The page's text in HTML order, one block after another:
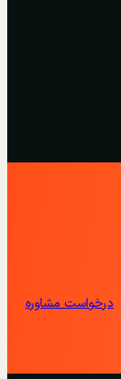
درخواست مشاوره